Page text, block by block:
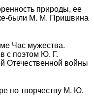
природы, ее
были М. М. Пришвина
Час мужества.
с поэтом Ю. Г.
Отечественной войны
по творчеству М. Ю.